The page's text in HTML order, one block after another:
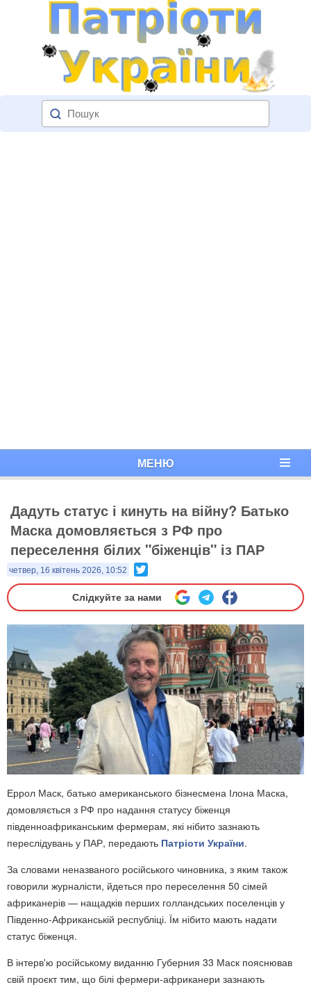
МЕНЮ
Дадуть статус і кинуть на війну? Батько
Маска домовляється з РФ про
переселення білих "біженців" із ПАР
четвер, 16 квітень 2026, 10:52
Слідкуйте за нами
Еррол Маск, батько американського бізнесмена Ілона Маска,
домовляється з РФ про надання статусу біженця
південноафриканським фермерам, які нібито зазнають
переслідувань у ПАР, передають Патріоти України.
За словами неназваного російського чиновника, з яким також
говорили журналісти, йдеться про переселення 50 сімей
африканерів — нащадків перших голландських поселенців у
Південно-Африканській республіці. Їм нібито мають надати
статус біженця.
В інтерв'ю російському виданню Губерния 33 Маск пояснював
свій проєкт тим, що білі фермери-африканери зазнають